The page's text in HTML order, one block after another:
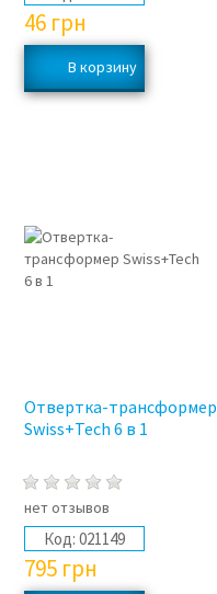
46 грн
Отвертка-трансформер
Swiss+Tech 6 в 1
нет отзывов
Код: 021149
795 грн